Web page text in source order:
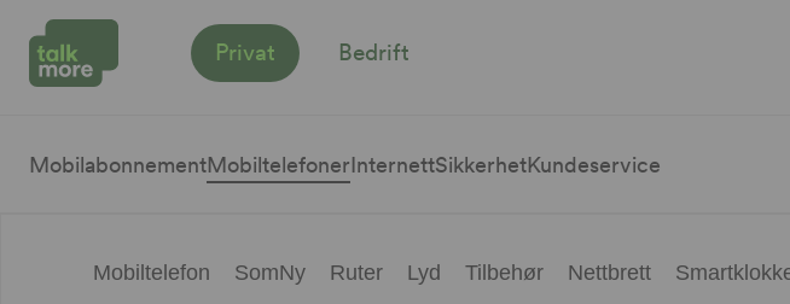
Privat Bedrift
MobilabonnementMobiltelefonerInternettSikkerhetKundeservice
Mobiltelefon SomNy Ruter Lyd Tilbehør Nettbrett